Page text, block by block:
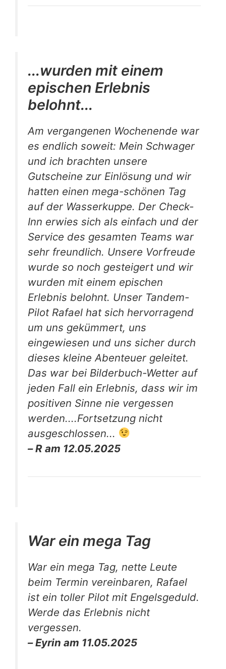
...wurden mit einem
epischen Erlebnis
belohnt...
Am vergangenen Wochenende war
es endlich soweit: Mein Schwager
und ich brachten unsere
Gutscheine zur Einlösung und wir
hatten einen mega-schönen Tag
auf der Wasserkuppe. Der Check-
Inn erwies sich als einfach und der
Service des gesamten Teams war
sehr freundlich. Unsere Vorfreude
wurde so noch gesteigert und wir
wurden mit einem epischen
Erlebnis belohnt. Unser Tandem-
Pilot Rafael hat sich hervorragend
um uns gekümmert, uns
eingewiesen und uns sicher durch
dieses kleine Abenteuer geleitet.
Das war bei Bilderbuch-Wetter auf
jeden Fall ein Erlebnis, dass wir im
positiven Sinne nie vergessen
werden....Fortsetzung nicht
ausgeschlossen...
– R am 12.05.2025
War ein mega Tag
War ein mega Tag, nette Leute
beim Termin vereinbaren, Rafael
ist ein toller Pilot mit Engelsgeduld.
Werde das Erlebnis nicht
vergessen.
– Eyrin am 11.05.2025